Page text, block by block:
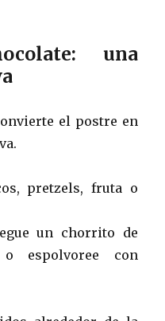
una
el postre en
pretzels, fruta o
un chorrito de
espolvoree con